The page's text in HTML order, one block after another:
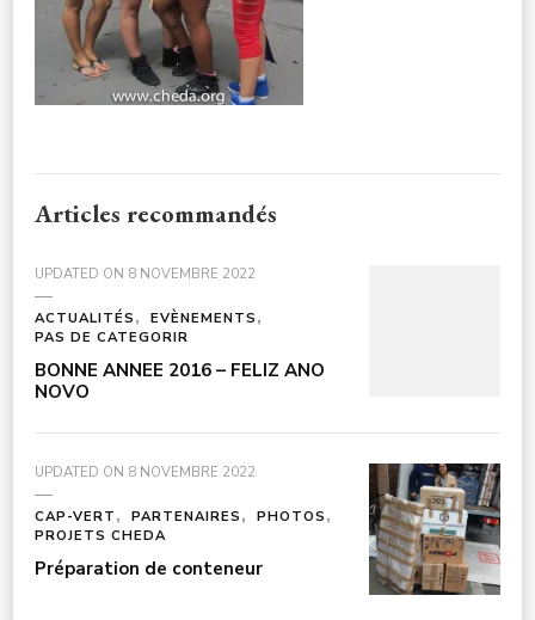
Articles recommandés
UPDATED ON 8 NOVEMBRE 2022
ACTUALITÉS
EVÈNEMENTS
PAS DE CATEGORIR
BONNE ANNEE 2016 – FELIZ ANO
NOVO
UPDATED ON 8 NOVEMBRE 2022
CAP-VERT PARTENAIRES
PHOTOS
PROJETS CHEDA
Préparation de conteneur